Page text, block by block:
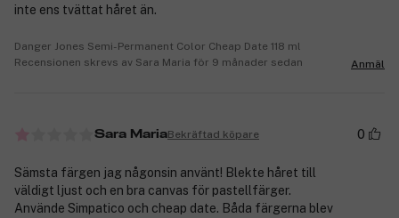
inte ens tvättat håret än.
Danger Jones Semi-Permanent Color Cheap Date 118 ml
Recensionen skrevs av Sara Maria för 9 månader sedan
Anmäl
Sara MariaBekräftad köpare 0
Sämsta färgen jag någonsin använt! Blekte håret till
väldigt ljust och en bra canvas för pastellfärger.
Använde Simpatico och cheap date. Båda färgerna blev